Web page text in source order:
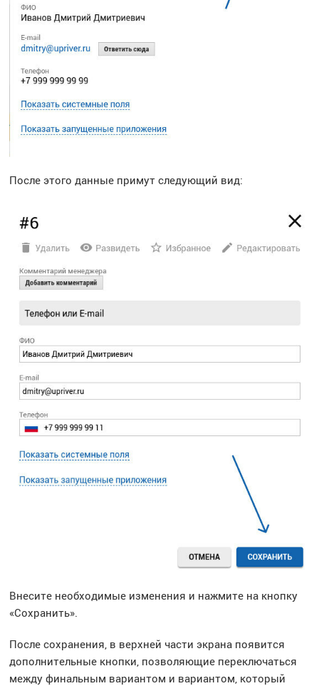
После этого данные примут следующий вид:
Внесите необходимые изменения и нажмите на кнопку
«Сохранить».
После сохранения, в верхней части экрана появится
дополнительные кнопки, позволяющие переключаться
между финальным вариантом и вариантом, который